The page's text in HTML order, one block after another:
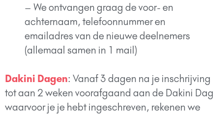
– We ontvangen graag de voor- en
achternaam, telefoonnummer en
emailadres van de nieuwe deelnemers
(allemaal samen in 1 mail)
Dakini Dagen: Vanaf 3 dagen na je inschrijving
tot aan 2 weken voorafgaand aan de Dakini Dag
waarvoor je je hebt ingeschreven, rekenen we